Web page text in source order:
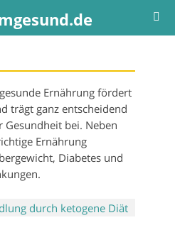
Ernährung fördert
trägt ganz entscheidend
Gesundheit bei. Neben
Ernährung
Diabetes und